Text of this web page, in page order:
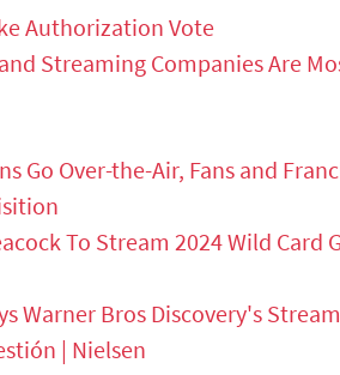
Authorization Vote
Streaming Companies Are
Go Over-the-Air, Fans and
To Stream 2024 Wild Card
Warner Bros Discovery's
| Nielsen